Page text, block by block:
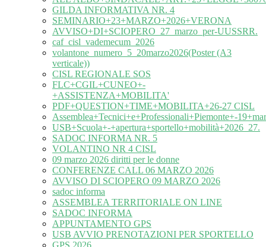
GILDA INFORMATIVA NR. 4
SEMINARIO+23+MARZO+2026+VERONA
AVVISO+DI+SCIOPERO_27_marzo_per-UUSSRR.
caf_cisl_vademecum_2026
volantone_numero_5_20marzo2026(Poster (A3
verticale))
CISL REGIONALE SOS
FLC+CGIL+CUNEO+-
+ASSISTENZA+MOBILITA'
PDF+QUESTION+TIME+MOBILITA+26-27 CISL
Assemblea+Tecnici+e+Professionali+Piemonte+-
USB+Scuola+-+apertura+sportello+mobilità+2026_27.
SADOC INFORMA NR. 5
VOLANTINO NR 4 CISL
09 marzo 2026 diritti per le donne
CONFERENZE CALL 06 MARZO 2026
AVVISO DI SCIOPERO 09 MARZO 2026
sadoc informa
ASSEMBLEA TERRITORIALE ON LINE
SADOC INFORMA
APPUNTAMENTO GPS
USB AVVIO PRENOTAZIONI PER SPORTELLO